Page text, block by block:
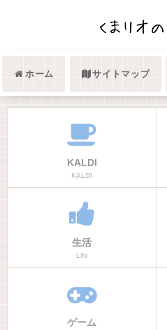
ホーム サイトマップ
KALDI
KALDI
生活
Life
ゲーム